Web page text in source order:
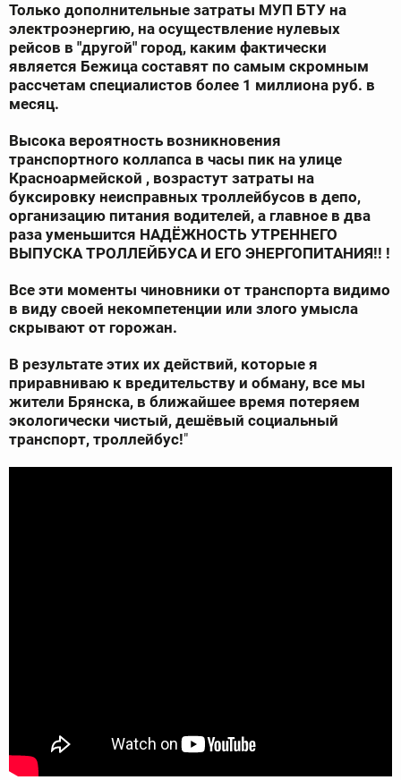
Только дополнительные затраты МУП БТУ на
электроэнергию, на осуществление нулевых
рейсов в "другой" город, каким фактически
является Бежица составят по самым скромным
рассчетам специалистов более 1 миллиона руб. в
месяц.
Высока вероятность возникновения
транспортного коллапса в часы пик на улице
Красноармейской , возрастут затраты на
буксировку неисправных троллейбусов в депо,
организацию питания водителей, а главное в два
раза уменьшится НАДЁЖНОСТЬ УТРЕННЕГО
ВЫПУСКА ТРОЛЛЕЙБУСА И ЕГО ЭНЕРГОПИТАНИЯ!! !
Все эти моменты чиновники от транспорта видимо
в виду своей некомпетенции или злого умысла
скрывают от горожан.
В результате этих их действий, которые я
приравниваю к вредительству и обману, все мы
жители Брянска, в ближайшее время потеряем
экологически чистый, дешёвый социальный
транспорт, троллейбус!"